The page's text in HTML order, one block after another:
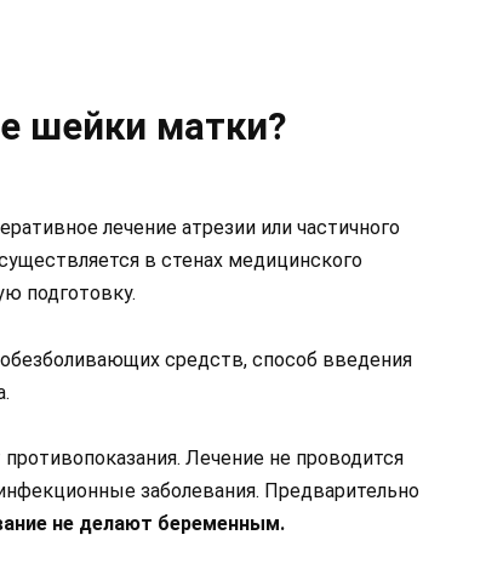
шейки матки?
лечение атрезии или частичного
в стенах медицинского
подготовку.
средств, способ введения
Лечение не проводится
заболевания. Предварительно
не делают беременным.